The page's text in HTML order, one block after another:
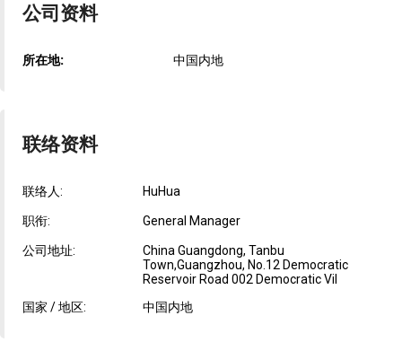
公司资料
所在地: 中国内地
联络资料
联络人: HuHua
职衔: General Manager
公司地址:
China Guangdong, Tanbu
Town,Guangzhou, No.12 Democratic
Reservoir Road 002 Democratic Vil
国家 / 地区:
中国内地